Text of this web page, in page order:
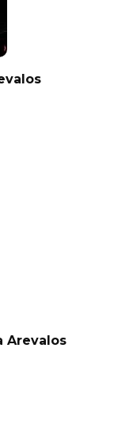
Arevalos